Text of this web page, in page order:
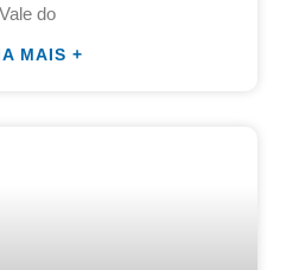
Vale do
MAIS +